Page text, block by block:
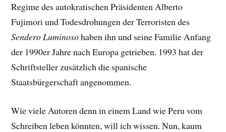
Regime des autokratischen Präsidenten Alberto
Fujimori und Todesdrohungen der Terroristen des
Sendero Luminosohaben ihn und seine Familie Anfang
der 1990er Jahre nach Europa getrieben. 1993 hat der
Schriftsteller zusätzlich die spanische
Staatsbürgerschaft angenommen.
Wie viele Autoren denn in einem Land wie Peru vom
Schreiben leben könnten, will ich wissen. Nun, kaum